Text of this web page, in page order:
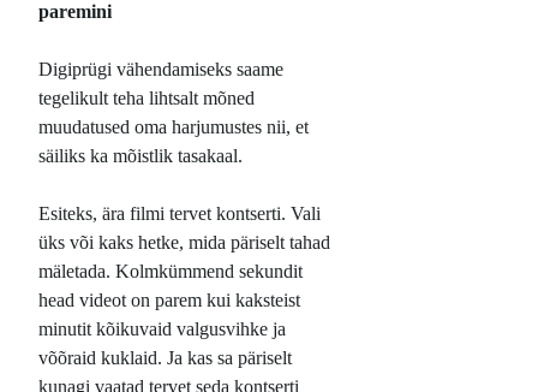
paremini
Digiprügi vähendamiseks saame
tegelikult teha lihtsalt mõned
muudatused oma harjumustes nii, et
säiliks ka mõistlik tasakaal.
Esiteks, ära filmi tervet kontserti. Vali
üks või kaks hetke, mida päriselt tahad
mäletada. Kolmkümmend sekundit
head videot on parem kui kaksteist
minutit kõikuvaid valgusvihke ja
võõraid kuklaid. Ja kas sa päriselt
kunagi vaatad tervet seda kontserti